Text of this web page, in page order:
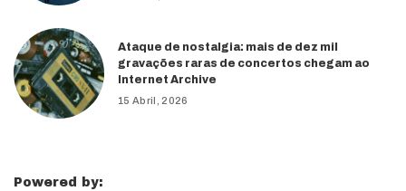
Ataque de nostalgia: mais de dez mil
gravações raras de concertos chegam ao
Internet Archive
15 Abril, 2026
Powered by: